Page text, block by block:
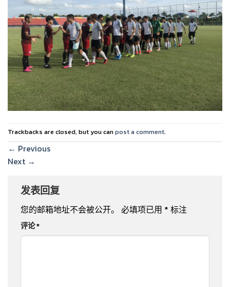
Trackbacks are closed, but you canpost a comment.
← Previous
Next →
发表回复
您的邮箱地址不会被公开。 必填项已用 * 标注
评论*